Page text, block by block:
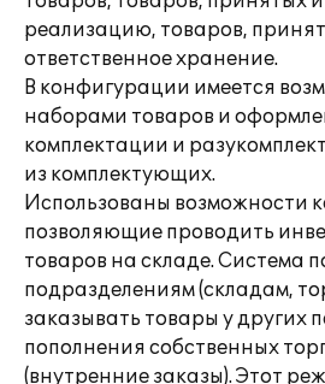
реализацию, товаров,
ответственное хранение.
В конфигурации имеется
наборами товаров и
комплектации и
из комплектующих.
Использованы возможности
позволяющие проводить
товаров на складе. Система
подразделениям (складам,
заказывать товары у других
пополнения собственных
(внутренние заказы). Этот